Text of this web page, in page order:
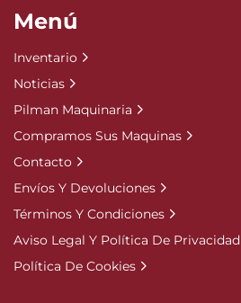
Menú
Inventario
Noticias
Pilman Maquinaria
Compramos Sus Maquinas
Contacto
Envíos Y Devoluciones
Términos Y Condiciones
Aviso Legal Y Política De Privacidad
Política De Cookies